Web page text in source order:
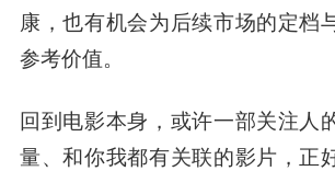
康，也有机会为后续市场的定档
参考价值。
回到电影本身，或许一部关注人
量、和你我都有关联的影片，正